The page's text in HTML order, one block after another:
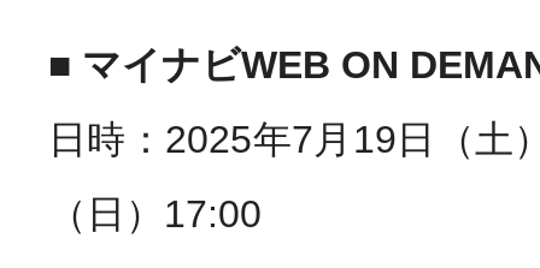
■ マイナビWEB ON
日時：2025年7月19日（土
（日）17:00